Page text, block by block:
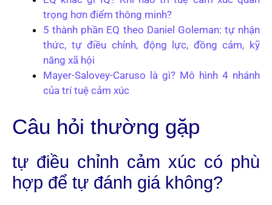
trọng hơn điểm thông minh?
5 thành phần EQ theo Daniel Goleman: tự nhận
thức, tự điều chỉnh, động lực, đồng cảm, kỹ
năng xã hội
Mayer-Salovey-Caruso là gì? Mô hình 4 nhánh
của trí tuệ cảm xúc
Câu hỏi thường gặp
tự điều chỉnh cảm xúc có phù
hợp để tự đánh giá không?